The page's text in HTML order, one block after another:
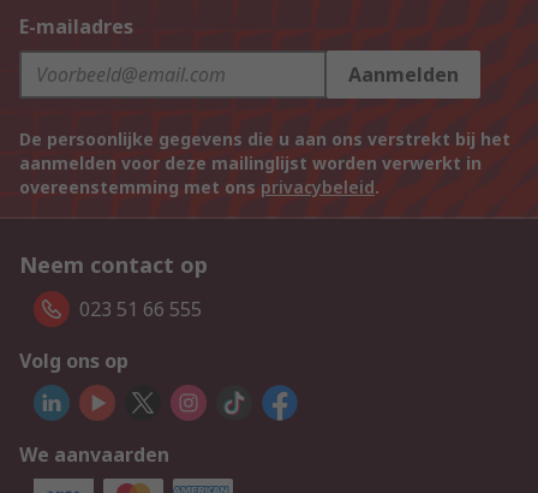
E-mailadres
Aanmelden
De persoonlijke gegevens die u aan ons verstrekt bij het
aanmelden voor deze mailinglijst worden verwerkt in
overeenstemming met ons privacybeleid.
Neem contact op
023 51 66 555
Volg ons op
We aanvaarden